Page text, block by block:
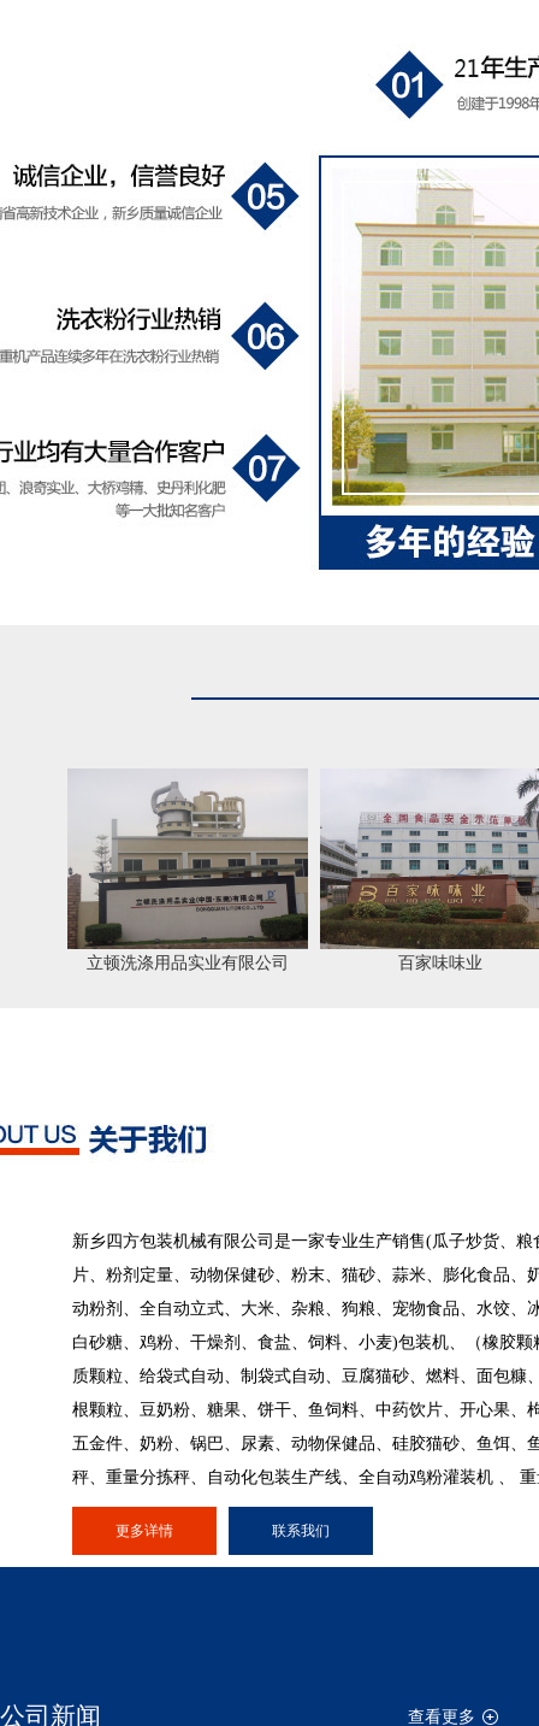
立顿洗涤用品实业有限公司 百家味味业
新乡四方包装机械有限公司是一家专业生产销售(瓜子炒货、
片、粉剂定量、动物保健砂、粉末、猫砂、蒜米、膨化食品、
动粉剂、全自动立式、大米、杂粮、狗粮、宠物食品、水饺、
白砂糖、鸡粉、干燥剂、食盐、饲料、小麦)包装机、（橡胶
质颗粒、给袋式自动、制袋式自动、豆腐猫砂、燃料、面包糠
根颗粒、豆奶粉、糖果、饼干、鱼饲料、中药饮片、开心果、
五金件、奶粉、锅巴、尿素、动物保健品、硅胶猫砂、鱼饵、
秤、重量分拣秤、自动化包装生产线、全自动鸡粉灌装机 、
更多详情 联系我们
公司 新闻 查看更多